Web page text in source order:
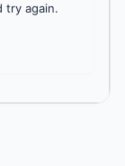
try again.